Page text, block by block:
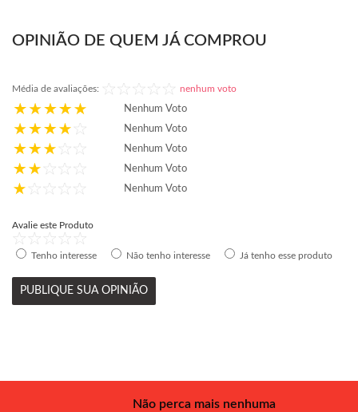
OPINIÃO DE QUEM JÁ COMPROU
Média de avaliações: nenhum voto
Nenhum Voto
Nenhum Voto
Nenhum Voto
Nenhum Voto
Nenhum Voto
Avalie este Produto
Tenho interesse Não tenho interesse Já tenho esse produto
PUBLIQUE SUA OPINIÃO
Não perca mais nenhuma